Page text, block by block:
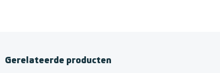
Gerelateerde producten